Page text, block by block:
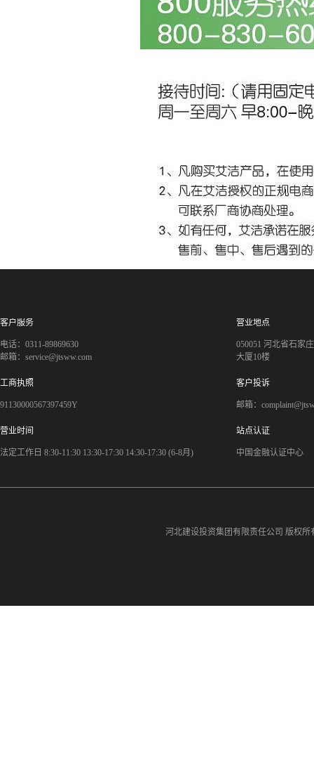
客户服务
电话：0311-89869630
邮箱：service@jtsww.com
营业地点
050051 河北省石家
大厦10楼
工商执照
91130000567397459Y
客户投诉
邮箱：
营业时间
法定工作日 8:30-11:30 13:30-17:30 14:30-17:30 (6-8月)
站点认证
中国金融认证中心
河北建设投资集团有限责任公司 版权所